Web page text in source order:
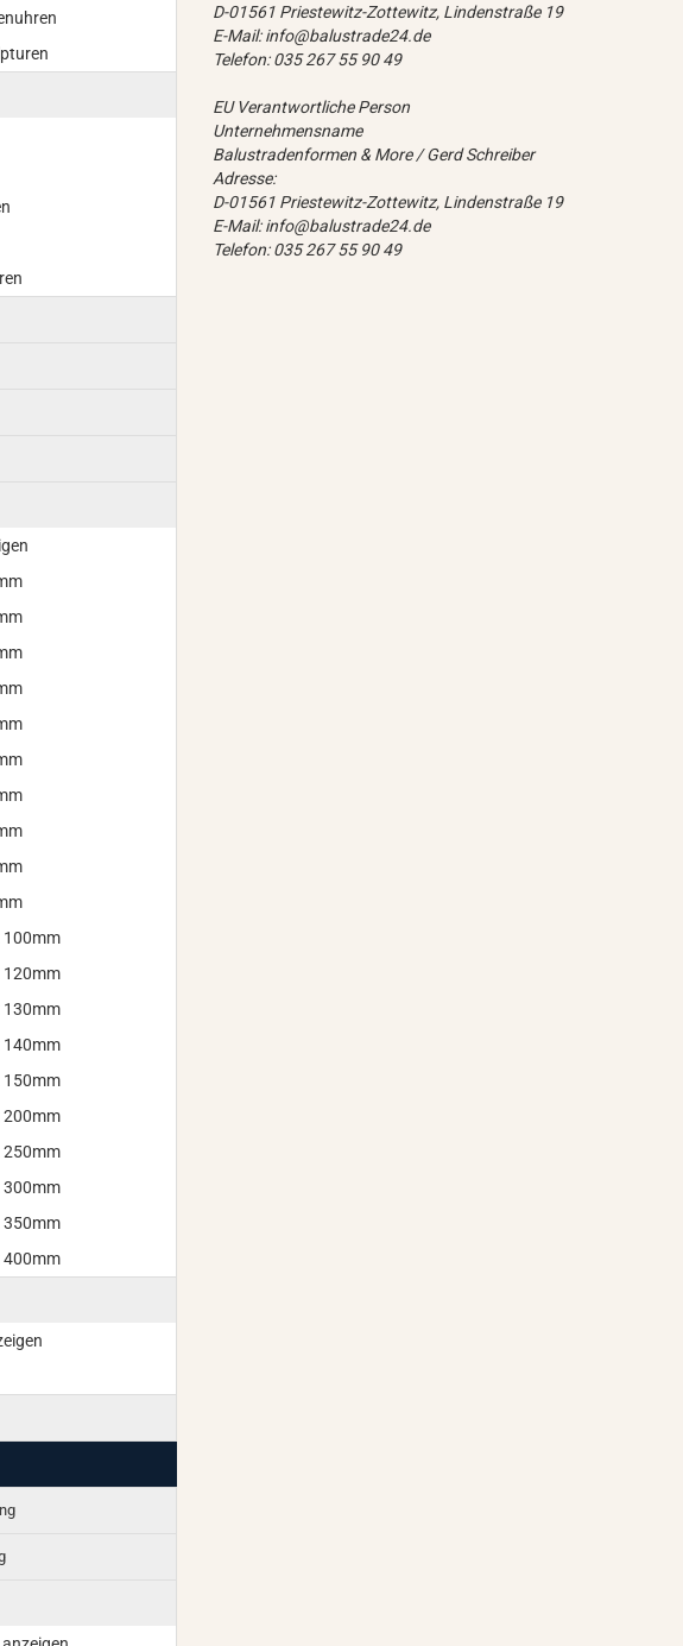
D-01561 Priestewitz-Zottewitz, Lindenstraße 19
E-Mail: info@balustrade24.de
Telefon: 035 267 55 90 49
EU Verantwortliche Person
Unternehmensname
Balustradenformen & More / Gerd Schreiber
Adresse:
D-01561 Priestewitz-Zottewitz, Lindenstraße 19
E-Mail: info@balustrade24.de
Telefon: 035 267 55 90 49
100mm
120mm
130mm
140mm
150mm
200mm
250mm
300mm
350mm
400mm